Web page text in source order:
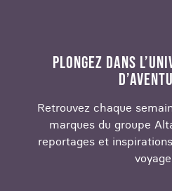
PLONGEZ DANS
Retrouvez chaque
marques du groupe
reportages et